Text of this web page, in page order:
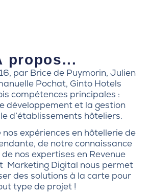
propos...
par Brice de Puymorin, Julien
Pochat, Ginto Hotels
compétences principales :
développement et la gestion
d’établissements hôteliers.
nos expériences en hôtellerie de
de notre connaissance
nos expertises en Revenue
Marketing Digital nous permet
des solutions à la carte pour
type de projet !